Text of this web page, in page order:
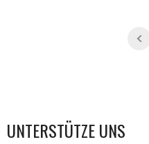
UNTERSTÜTZE UNS